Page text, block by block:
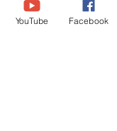
Actualmente, los
incluyen
YouTube Facebook